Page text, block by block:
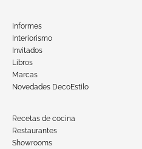
Informes
Interiorismo
Invitados
Libros
Marcas
Novedades DecoEstilo
Recetas de cocina
Restaurantes
Showrooms